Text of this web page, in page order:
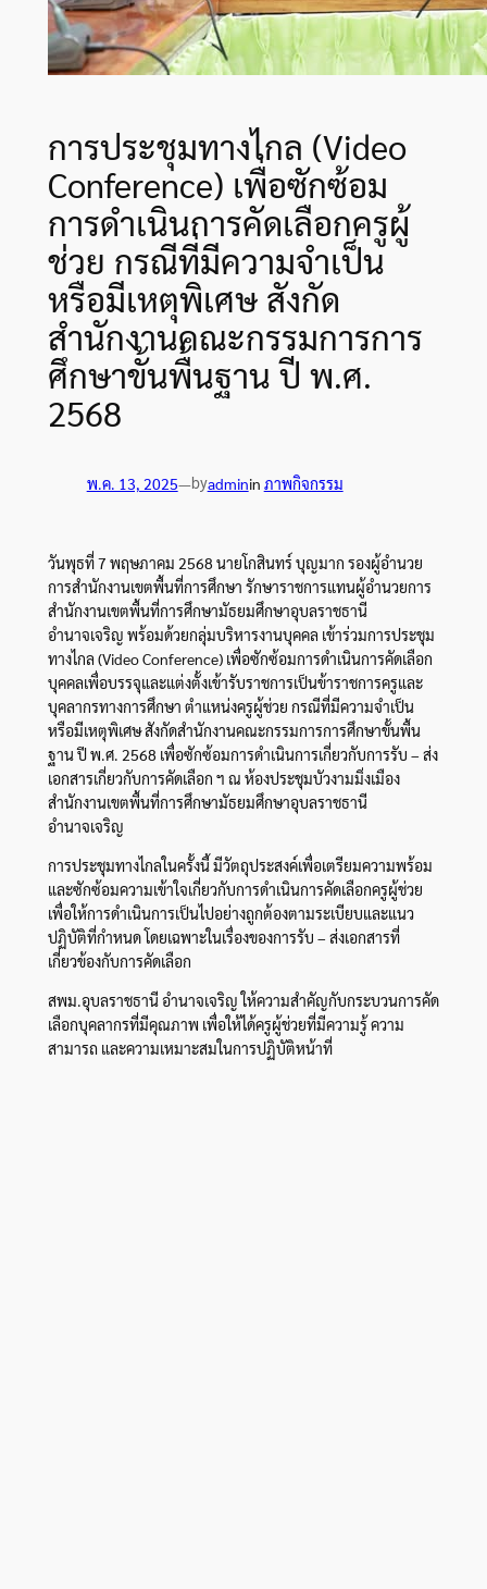
การประชุมทางไกล (Video
Conference) เพื่อซักซ้อม
การดำเนินการคัดเลือกครูผู้
ช่วย กรณีที่มีความจำเป็น
หรือมีเหตุพิเศษ สังกัด
สำนักงานคณะกรรมการการ
ศึกษาขั้นพื้นฐาน ปี พ.ศ.
2568
พ.ค. 13, 2025—byadminin ภาพกิจกรรม
วันพุธที่ 7 พฤษภาคม 2568 นายโกสินทร์ บุญมาก รองผู้อำนวย
การสำนักงานเขตพื้นที่การศึกษา รักษาราชการแทนผู้อำนวยการ
สำนักงานเขตพื้นที่การศึกษามัธยมศึกษาอุบลราชธานี
อำนาจเจริญ พร้อมด้วยกลุ่มบริหารงานบุคคล เข้าร่วมการประชุม
ทางไกล (Video Conference) เพื่อซักซ้อมการดำเนินการคัดเลือก
บุคคลเพื่อบรรจุและแต่งตั้งเข้ารับราชการเป็นข้าราชการครูและ
บุคลากรทางการศึกษา ตำแหน่งครูผู้ช่วย กรณีที่มีความจำเป็น
หรือมีเหตุพิเศษ สังกัดสำนักงานคณะกรรมการการศึกษาขั้นพื้น
ฐาน ปี พ.ศ. 2568 เพื่อซักซ้อมการดำเนินการเกี่ยวกับการรับ – ส่ง
เอกสารเกี่ยวกับการคัดเลือก ฯ ณ ห้องประชุมบัวงามมิ่งเมือง
สำนักงานเขตพื้นที่การศึกษามัธยมศึกษาอุบลราชธานี
อำนาจเจริญ
การประชุมทางไกลในครั้งนี้ มีวัตถุประสงค์เพื่อเตรียมความพร้อม
และซักซ้อมความเข้าใจเกี่ยวกับการดำเนินการคัดเลือกครูผู้ช่วย
เพื่อให้การดำเนินการเป็นไปอย่างถูกต้องตามระเบียบและแนว
ปฏิบัติที่กำหนด โดยเฉพาะในเรื่องของการรับ – ส่งเอกสารที่
เกี่ยวข้องกับการคัดเลือก
สพม.อุบลราชธานี อำนาจเจริญ ให้ความสำคัญกับกระบวนการคัด
เลือกบุคลากรที่มีคุณภาพ เพื่อให้ได้ครูผู้ช่วยที่มีความรู้ ความ
สามารถ และความเหมาะสมในการปฏิบัติหน้าที่